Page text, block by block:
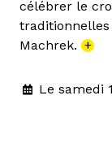
célébrer le
Machrek. +
Le samedi